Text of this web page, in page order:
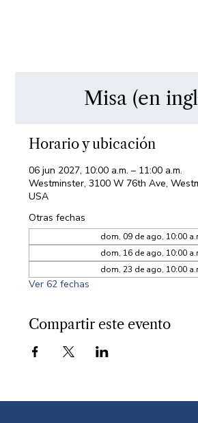
Misa (en
Horario y ubicación
06 jun 2027, 10:00 a.m. – 11:00 a.m.
Westminster, 3100 W 76th Ave,
USA
Otras fechas
dom, 09 de ago, 10:00
dom, 16 de ago, 10:00
dom, 23 de ago, 10:00
Ver 62 fechas
Compartir este evento